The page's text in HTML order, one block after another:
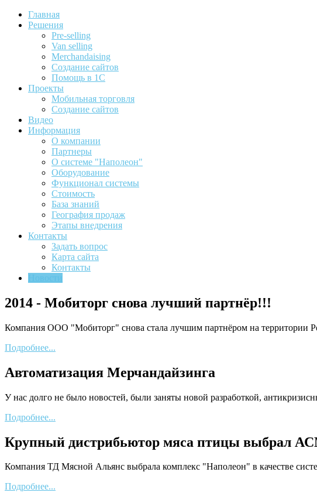
Главная
Решения
Pre-selling
Van selling
Merchandaising
Создание сайтов
Помощь в 1С
Проекты
Мобильная торговля
Создание сайтов
Видео
Информация
О компании
Партнеры
О системе "Наполеон"
Оборудование
Функционал системы
Стоимость
База знаний
География продаж
Этапы внедрения
Контакты
Задать вопрос
Карта сайта
Контакты
2014 - Мобиторг снова лучший партнёр!!!
Компания ООО "Мобиторг" снова стала лучшим партнёром на территории
Подробнее...
Автоматизация Мерчандайзинга
У нас долго не было новостей, были заняты новой разработкой,
Подробнее...
Крупный дистрибьютор мяса птицы выбрал
Компания ТД Мясной Альянс выбрала комплекс "Наполеон" в качестве
Подробнее...